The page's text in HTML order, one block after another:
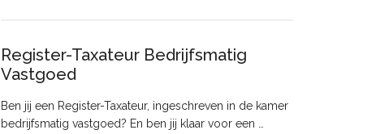
Register-Taxateur Bedrijfsmatig
Vastgoed
Ben jij een Register-Taxateur, ingeschreven in de kamer
bedrijfsmatig vastgoed? En ben jij klaar voor een …